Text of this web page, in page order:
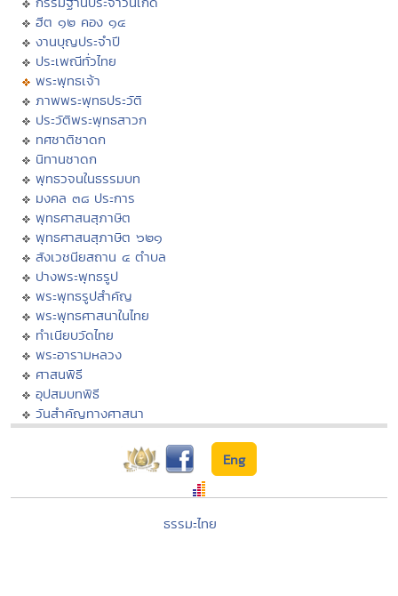
ฮีต ๑๒ คอง ๑๔
งานบุญประจำปี
ประเพณีทั่วไทย
พระพุทธเจ้า
ภาพพระพุทธประวัติ
ประวัติพระพุทธสาวก
ทศชาติชาดก
นิทานชาดก
พุทธวจนในธรรมบท
มงคล ๓๘ ประการ
พุทธศาสนสุภาษิต
พุทธศาสนสุภาษิต ๖๒๑
สังเวชนียสถาน ๔ ตำบล
ปางพระพุทธรูป
พระพุทธรูปสำคัญ
พระพุทธศาสนาในไทย
ทำเนียบวัดไทย
พระอารามหลวง
ศาสนพิธี
อุปสมบทพิธี
วันสำคัญทางศาสนา
Eng
ธรรมะไทย